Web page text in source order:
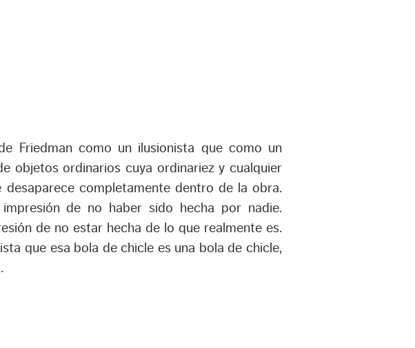
Friedman como un ilusionista que como un
objetos ordinarios cuya ordinariez y cualquier
completamente dentro de la obra.
de no haber sido hecha por nadie.
de no estar hecha de lo que realmente es.
que esa bola de chicle es una bola de chicle,